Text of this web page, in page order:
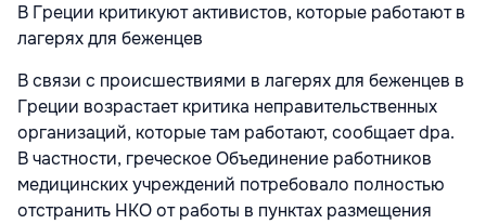
В Греции критикуют активистов, которые работают в
лагерях для беженцев
В связи с происшествиями в лагерях для беженцев в
Греции возрастает критика неправительственных
организаций, которые там работают, сообщает dpa.
В частности, греческое Объединение работников
медицинских учреждений потребовало полностью
отстранить НКО от работы в пунктах размещения